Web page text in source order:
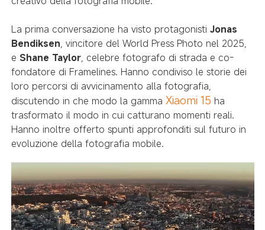
La prima conversazione ha visto protagonisti Jonas
Bendiksen, vincitore del World Press Photo nel 2025,
e Shane Taylor, celebre fotografo di strada e co-
fondatore di Framelines. Hanno condiviso le storie dei
loro percorsi di avvicinamento alla fotografia,
discutendo in che modo la gamma Xiaomi 15 ha
trasformato il modo in cui catturano momenti reali.
Hanno inoltre offerto spunti approfonditi sul futuro in
evoluzione della fotografia mobile.